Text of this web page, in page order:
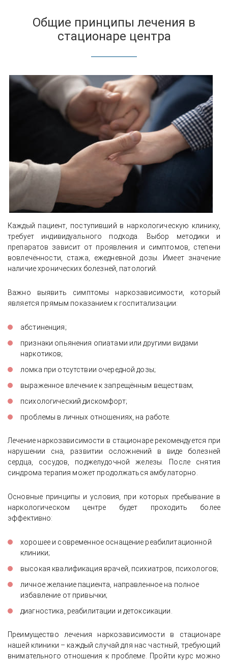
Общие принципы лечения в
стационаре центра
Каждый пациент, поступивший в наркологическую клинику,
требует индивидуального подхода. Выбор методики и
препаратов зависит от проявления и симптомов, степени
вовлечённости, стажа, ежедневной дозы. Имеет значение
наличие хронических болезней, патологий.
Важно выявить симптомы наркозависимости, который
является прямым показанием к госпитализации:
абстиненция;
признаки опьянения опиатами или другими видами
наркотиков;
ломка при отсутствии очередной дозы;
выраженное влечение к запрещённым веществам;
психологический дискомфорт;
проблемы в личных отношениях, на работе.
Лечение наркозависимости в стационаре рекомендуется при
нарушении сна, развитии осложнений в виде болезней
сердца, сосудов, поджелудочной железы. После снятия
синдрома терапия может продолжаться амбулаторно.
Основные принципы и условия, при которых пребывание в
наркологическом центре будет проходить более
эффективно:
хорошее и современное оснащение реабилитационной
клиники;
высокая квалификация врачей, психиатров, психологов;
личное желание пациента, направленное на полное
избавление от привычки;
диагностика, реабилитации и детоксикации.
Преимущество лечения наркозависимости в стационаре
нашей клиники – каждый случай для нас частный, требующий
внимательного отношения к проблеме. Пройти курс можно